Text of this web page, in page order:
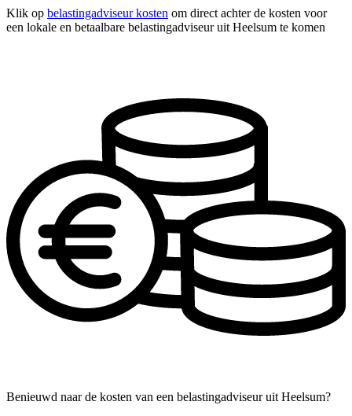
Klik op belastingadviseur kosten om direct achter de kosten voor
een lokale en betaalbare belastingadviseur uit Heelsum te komen
Benieuwd naar de kosten van een belastingadviseur uit Heelsum?